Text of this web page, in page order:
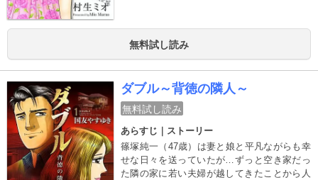
無料試し読み
ダブル～背徳の隣人～
無料試し読み
あらすじ｜ストーリー
篠塚純一（47歳）は妻と娘と平凡ながらも幸
せな日々を送っていたが…ずっと空き家だっ
た隣の家に若い夫婦が越してきたことから人